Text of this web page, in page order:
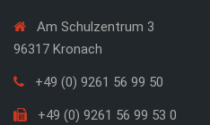
Am Schulzentrum 3
96317 Kronach
+49 (0) 9261 56 99 50
+49 (0) 9261 56 99 53 0